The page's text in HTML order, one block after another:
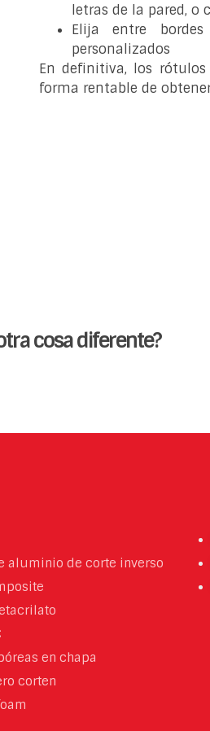
letras de la pared, o
Elija entre
personalizados
En definitiva, los
forma rentable de
cosa diferente?​
aluminio de corte inverso
en chapa
corten